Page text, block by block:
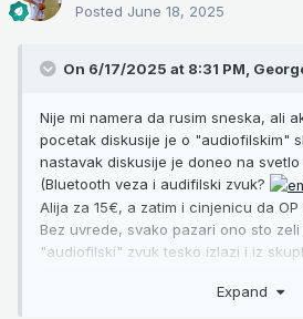
Posted June 18, 2025
On 6/17/2025 at 8:31 PM,
Nije mi namera da rusim sneska, ali
pocetak diskusije je o "audiofilskim"
nastavak diskusije je doneo na svetlo
(Bluetooth veza i audifilski zvuk?
Alija za 15€, a zatim i cinjenicu da
Bez uvrede, svako pazari ono sto zeli
"audiofilski" zvuk tesko izlazi i iz
Pristojan i slusljiv zvuk se izExpand